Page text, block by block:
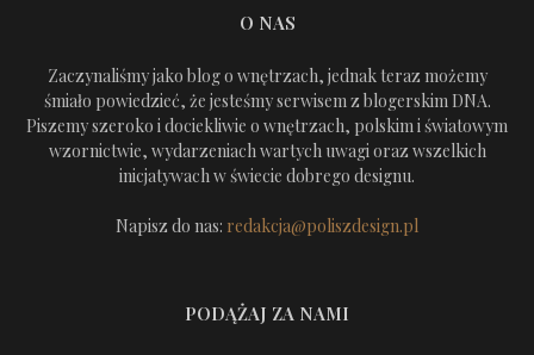
O NAS
Zaczynaliśmy jako blog o wnętrzach, jednak teraz możemy
śmiało powiedzieć, że jesteśmy serwisem z blogerskim DNA.
Piszemy szeroko i dociekliwie o wnętrzach, polskim i światowym
wzornictwie, wydarzeniach wartych uwagi oraz wszelkich
inicjatywach w świecie dobrego designu.
Napisz do nas: redakcja@poliszdesign.pl
PODĄŻAJ ZA NAMI